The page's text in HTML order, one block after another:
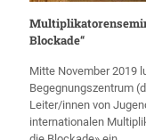
Blockade“
Mitte November 2019
Begegnungszentrum
Leiter/innen von
internationalen